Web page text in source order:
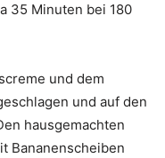
35 Minuten bei 180
und dem
und auf den
hausgemachten
Bananenscheiben